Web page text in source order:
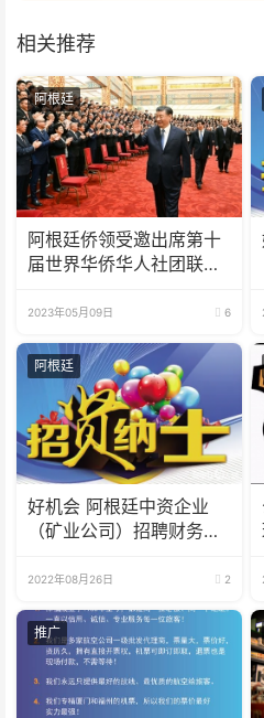
相关推荐
阿根廷
阿根廷侨领受邀出席第十
届世界华侨华人社团联谊
2023年05月09日 6
阿根廷
好机会 阿根廷中资企业
（矿业公司）招聘财务人
2022年08月26日 2
推广